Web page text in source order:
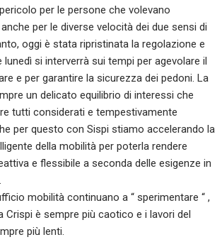
per le persone che volevano
per le diverse velocità dei due sensi di
oggi è stata ripristinata la regolazione e
si interverrà sui tempi per agevolare il
e per garantire la sicurezza dei pedoni. La
un delicato equilibrio di interessi che
tutti considerati e tempestivamente
per questo con Sispi stiamo accelerando la
della mobilità per poterla rendere
e flessibile a seconda delle esigenze in
mobilità continuano a “ sperimentare “ ,
Crispi è sempre più caotico e i lavori del
più lenti.